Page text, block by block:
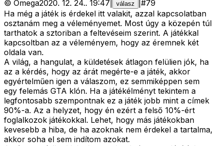
© Omega2020. 12. 24.. 19:47 válasz #79
Ha még a játék is érdekel itt valakit, azzal kapcsolatban
osztanám meg a véleményemet. Most úgy a közepén túl
tarthatok a sztoriban a feltevéseim szerint. A játékkal
kapcsoltban az a véleményem, hogy az éremnek két
oldala van.
A világ, a hangulat, a küldetések átlagon felülien jók, ha
az a kérdés, hogy az árát megérte-e a játék, akkor
egyértelműen igen a válaszom, ez semmiképpen sem
egy felemás GTA klón. Ha a játékélményt tekintem a
legfontosabb szempontnak ez a játék jobb mint a címek
90%-a. Az a helyzet, hogy én ezért a felső 10%-ért
foglalkozok játékokkal. Lehet, hogy más játékokban
kevesebb a hiba, de ha azoknak nem érdekel a tartalma,
akkor soha el sem indítom azokat.